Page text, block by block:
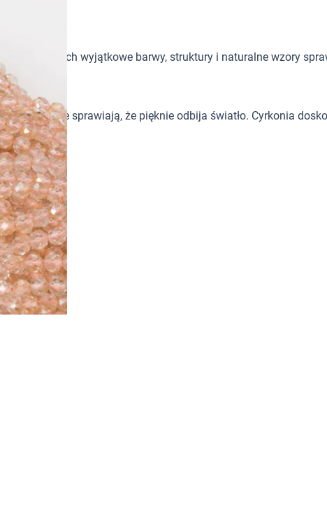
Ich wyjątkowe barwy, struktury i naturalne wzory
sprawiają, że pięknie odbija światło. Cyrkonia